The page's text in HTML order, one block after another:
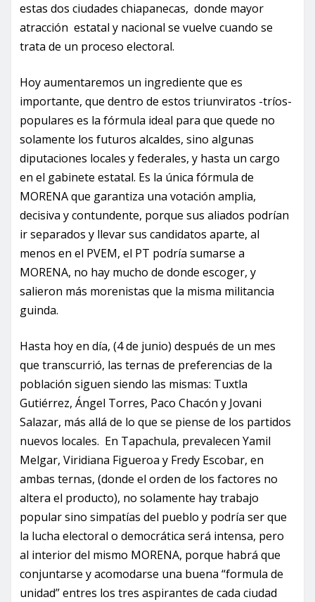
estas dos ciudades chiapanecas, donde mayor
atracción estatal y nacional se vuelve cuando se
trata de un proceso electoral.
Hoy aumentaremos un ingrediente que es
importante, que dentro de estos triunviratos -tríos-
populares es la fórmula ideal para que quede no
solamente los futuros alcaldes, sino algunas
diputaciones locales y federales, y hasta un cargo
en el gabinete estatal. Es la única fórmula de
MORENA que garantiza una votación amplia,
decisiva y contundente, porque sus aliados podrían
ir separados y llevar sus candidatos aparte, al
menos en el PVEM, el PT podría sumarse a
MORENA, no hay mucho de donde escoger, y
salieron más morenistas que la misma militancia
guinda.
Hasta hoy en día, (4 de junio) después de un mes
que transcurrió, las ternas de preferencias de la
población siguen siendo las mismas: Tuxtla
Gutiérrez, Ángel Torres, Paco Chacón y Jovani
Salazar, más allá de lo que se piense de los partidos
nuevos locales. En Tapachula, prevalecen Yamil
Melgar, Viridiana Figueroa y Fredy Escobar, en
ambas ternas, (donde el orden de los factores no
altera el producto), no solamente hay trabajo
popular sino simpatías del pueblo y podría ser que
la lucha electoral o democrática será intensa, pero
al interior del mismo MORENA, porque habrá que
conjuntarse y acomodarse una buena “formula de
unidad” entres los tres aspirantes de cada ciudad